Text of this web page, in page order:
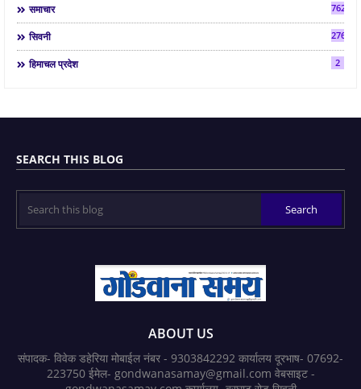
समाचार 7624
सिवनी 2763
हिमाचल प्रदेश 2
SEARCH THIS BLOG
ABOUT US
संपादक- विवेक डहेरिया मोबाईल नंबर - 9303842292 कार्यालय दूरभाष- 07692-
223750 ईमेल- gondwanasamay@gmail.com वेबसाइट -